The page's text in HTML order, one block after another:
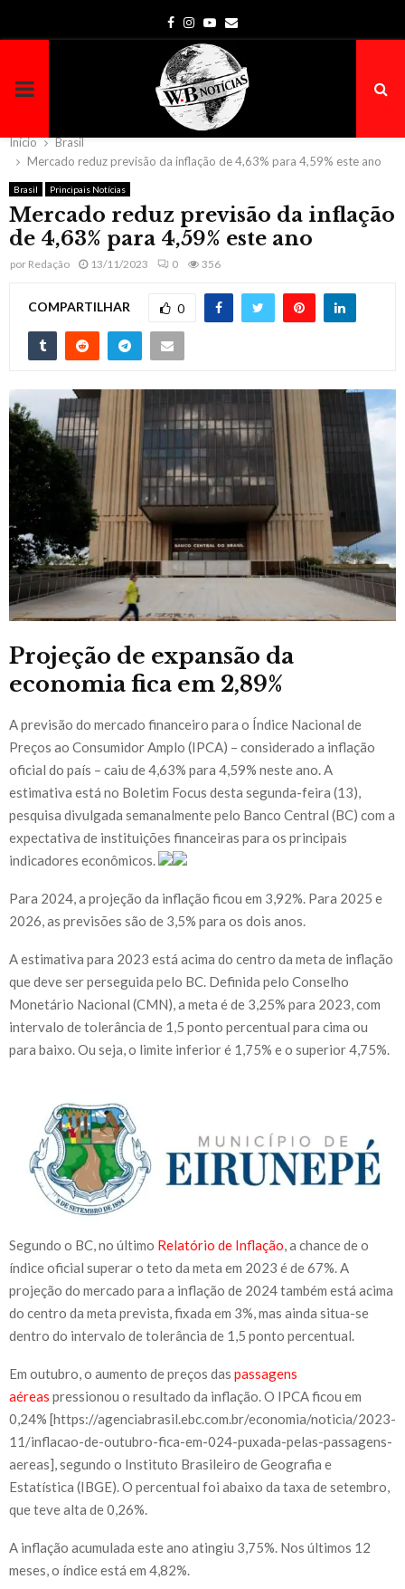
Facebook
Instagram
Youtube
Email
PRIMARY
MENU
Início
Brasil
Mercado reduz previsão da inflação de 4,63% para 4,59% este ano
Brasil Principais Notícias
Mercado reduz previsão da inflação
de 4,63% para 4,59% este ano
por Redação 13/11/2023 0 356
COMPARTILHAR 0
Projeção de expansão da
economia fica em 2,89%
A previsão do mercado financeiro para o Índice Nacional de
Preços ao Consumidor Amplo (IPCA) – considerado a inflação
oficial do país – caiu de 4,63% para 4,59% neste ano. A
estimativa está no Boletim Focus desta segunda-feira (13),
pesquisa divulgada semanalmente pelo Banco Central (BC) com a
expectativa de instituições financeiras para os principais
indicadores econômicos.
Para 2024, a projeção da inflação ficou em 3,92%. Para 2025 e
2026, as previsões são de 3,5% para os dois anos.
A estimativa para 2023 está acima do centro da meta de inflação
que deve ser perseguida pelo BC. Definida pelo Conselho
Monetário Nacional (CMN), a meta é de 3,25% para 2023, com
intervalo de tolerância de 1,5 ponto percentual para cima ou
para baixo. Ou seja, o limite inferior é 1,75% e o superior 4,75%.
Segundo o BC, no último Relatório de Inflação , a chance de o
índice oficial superar o teto da meta em 2023 é de 67%. A
projeção do mercado para a inflação de 2024 também está acima
do centro da meta prevista, fixada em 3%, mas ainda situa-se
dentro do intervalo de tolerância de 1,5 ponto percentual.
Em outubro, o aumento de preços das passagens
aéreas pressionou o resultado da inflação. O IPCA ficou em
0,24% [https://agenciabrasil.ebc.com.br/economia/noticia/2023-
11/inflacao-de-outubro-fica-em-024-puxada-pelas-passagens-
aereas], segundo o Instituto Brasileiro de Geografia e
Estatística (IBGE). O percentual foi abaixo da taxa de setembro,
que teve alta de 0,26%.
A inflação acumulada este ano atingiu 3,75%. Nos últimos 12
meses, o índice está em 4,82%.